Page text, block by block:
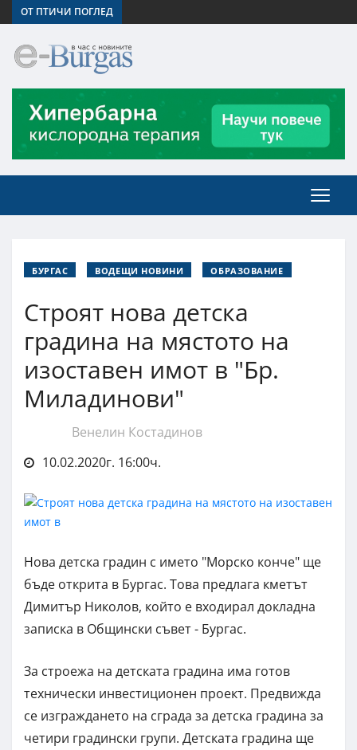
ОТ ПТИЧИ ПОГЛЕД
БУРГАС ВОДЕЩИ НОВИНИ ОБРАЗОВАНИЕ
Строят нова детска
градина на мястото на
изоставен имот в "Бр.
Миладинови"
Венелин Костадинов
10.02.2020г. 16:00ч.
Нова детска градин с името "Морско конче" ще
бъде открита в Бургас. Това предлага кметът
Димитър Николов, който е входирал докладна
записка в Общински съвет - Бургас.
За строежа на детската градина има готов
технически инвестиционен проект. Предвижда
се изграждането на сграда за детска градина за
четири градински групи. Детската градина ще